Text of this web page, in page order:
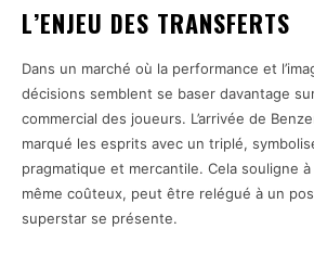
L’ENJEU DES TRANSFERTS
Dans un marché où la performance et
décisions semblent se baser davantage
commercial des joueurs. L’arrivée de
marqué les esprits avec un triplé,
pragmatique et mercantile. Cela souligne
même coûteux, peut être relégué à un
superstar se présente.